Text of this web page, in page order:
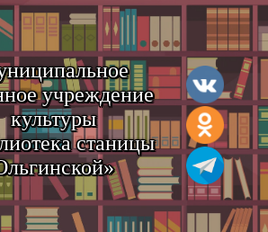
учреждение
культуры
станицы